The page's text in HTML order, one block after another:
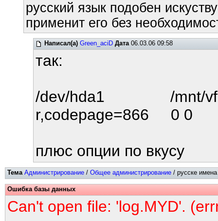
русский язык подобен
применит его без
Написал(а) Green_aciD Дата06.03.06 09:58
так:
/dev/hda1 /mnt/
r,codepage=866 0 0
плюс опции по вкусу
Тема Администрирование / Общее администрирование / русске
Ошибка базы данных
Can't open file: 'log.MYD'.